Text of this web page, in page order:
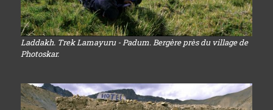
Laddakh. Trek Lamayuru - Padum. Bergère près du village de
Photoskar.